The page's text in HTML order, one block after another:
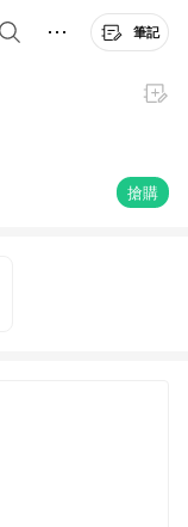
筆記
搶購